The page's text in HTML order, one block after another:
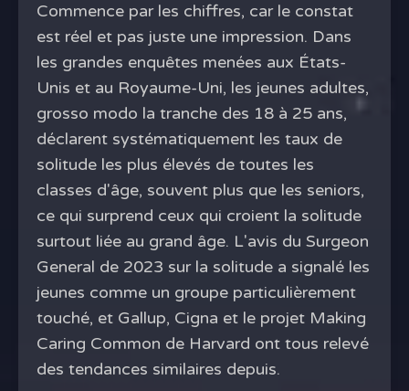
Commence par les chiffres, car le constat
est réel et pas juste une impression. Dans
les grandes enquêtes menées aux États-
Unis et au Royaume-Uni, les jeunes adultes,
grosso modo la tranche des 18 à 25 ans,
déclarent systématiquement les taux de
solitude les plus élevés de toutes les
classes d'âge, souvent plus que les seniors,
ce qui surprend ceux qui croient la solitude
surtout liée au grand âge. L'avis du Surgeon
General de 2023 sur la solitude a signalé les
jeunes comme un groupe particulièrement
touché, et Gallup, Cigna et le projet Making
Caring Common de Harvard ont tous relevé
des tendances similaires depuis.